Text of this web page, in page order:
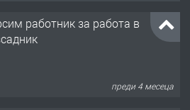
работник за работа в
преди 4 месеца